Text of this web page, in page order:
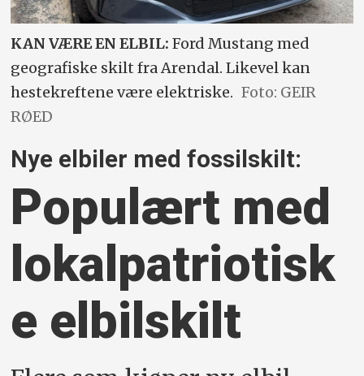
KAN VÆRE EN ELBIL: Ford Mustang med
geografiske skilt fra Arendal. Likevel kan
hestekreftene være elektriske. Foto: GEIR
RØED
Nye elbiler med fossilskilt:
Populært med
lokalpatriotisk
e elbilskilt